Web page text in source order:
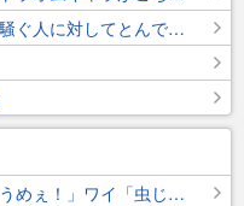
産経新聞さん 国葬中も統一教会で騒ぐ人に対してとんでもない例えを出してしまうｗｗｗｗｗｗｗｗｗｗ
人「海老うめぇ！蟹うめぇ！シャコうめぇ！」ワイ「虫じゃん」